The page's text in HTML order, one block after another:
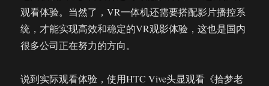
观看体验。当然了，VR一体机还需要搭配影片播控系
统，才能实现高效和稳定的VR观影体验，这也是国内
很多公司正在努力的方向。
说到实际观看体验，使用HTC Vive头显观看《拾梦老